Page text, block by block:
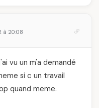
à 20:08
vu un m'a demandé
si c un travail
quand meme.